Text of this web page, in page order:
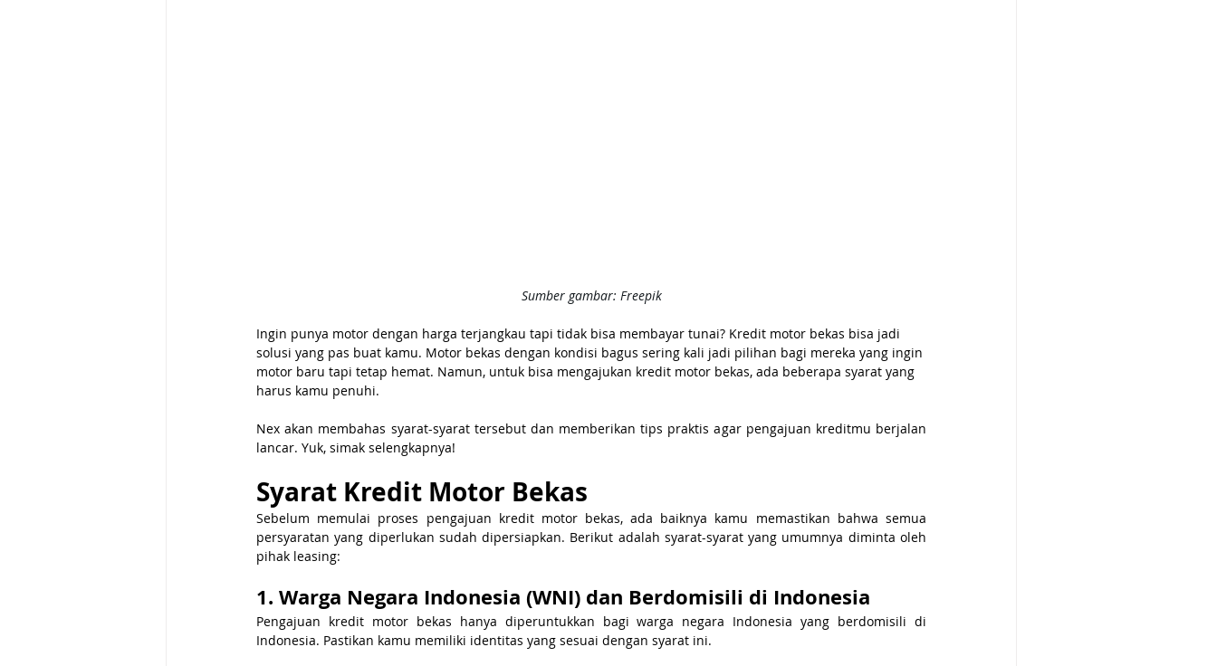
Sumber gambar: Freepik
Ingin punya motor dengan harga terjangkau tapi tidak bisa membayar tunai? Kredit motor bekas bisa jadi
solusi yang pas buat kamu. Motor bekas dengan kondisi bagus sering kali jadi pilihan bagi mereka yang ingin
motor baru tapi tetap hemat. Namun, untuk bisa mengajukan kredit motor bekas, ada beberapa syarat yang
harus kamu penuhi.
Nex akan membahas syarat-syarat tersebut dan memberikan tips praktis agar pengajuan kreditmu berjalan
lancar. Yuk, simak selengkapnya!
Syarat Kredit Motor Bekas
Sebelum memulai proses pengajuan kredit motor bekas, ada baiknya kamu memastikan bahwa semua
persyaratan yang diperlukan sudah dipersiapkan. Berikut adalah syarat-syarat yang umumnya diminta oleh
pihak leasing:
1. Warga Negara Indonesia (WNI) dan Berdomisili di Indonesia
Pengajuan kredit motor bekas hanya diperuntukkan bagi warga negara Indonesia yang berdomisili di
Indonesia. Pastikan kamu memiliki identitas yang sesuai dengan syarat ini.